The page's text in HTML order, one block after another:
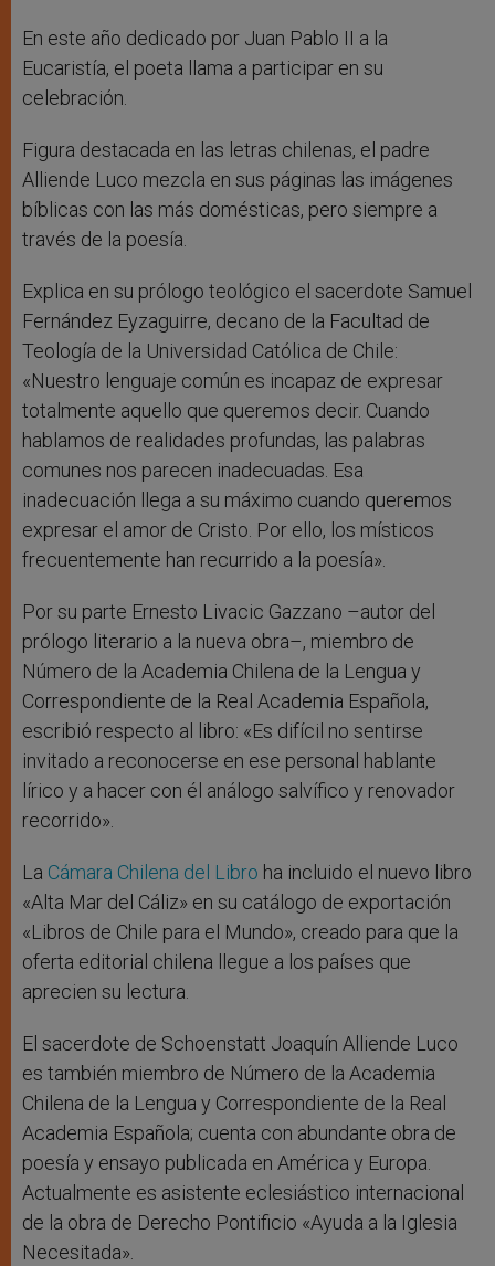
En este año dedicado por Juan Pablo II a la
Eucaristía, el poeta llama a participar en su
celebración.
Figura destacada en las letras chilenas, el padre
Alliende Luco mezcla en sus páginas las imágenes
bíblicas con las más domésticas, pero siempre a
través de la poesía.
Explica en su prólogo teológico el sacerdote Samuel
Fernández Eyzaguirre, decano de la Facultad de
Teología de la Universidad Católica de Chile:
«Nuestro lenguaje común es incapaz de expresar
totalmente aquello que queremos decir. Cuando
hablamos de realidades profundas, las palabras
comunes nos parecen inadecuadas. Esa
inadecuación llega a su máximo cuando queremos
expresar el amor de Cristo. Por ello, los místicos
frecuentemente han recurrido a la poesía».
Por su parte Ernesto Livacic Gazzano –autor del
prólogo literario a la nueva obra–, miembro de
Número de la Academia Chilena de la Lengua y
Correspondiente de la Real Academia Española,
escribió respecto al libro: «Es difícil no sentirse
invitado a reconocerse en ese personal hablante
lírico y a hacer con él análogo salvífico y renovador
recorrido».
La Cámara Chilena del Libro ha incluido el nuevo libro
«Alta Mar del Cáliz» en su catálogo de exportación
«Libros de Chile para el Mundo», creado para que la
oferta editorial chilena llegue a los países que
aprecien su lectura.
El sacerdote de Schoenstatt Joaquín Alliende Luco
es también miembro de Número de la Academia
Chilena de la Lengua y Correspondiente de la Real
Academia Española; cuenta con abundante obra de
poesía y ensayo publicada en América y Europa.
Actualmente es asistente eclesiástico internacional
de la obra de Derecho Pontificio «Ayuda a la Iglesia
Necesitada».